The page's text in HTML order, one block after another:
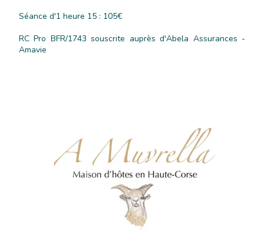
Séance d'1 heure 15 : 105€
RC Pro BFR/1743 souscrite auprès d'Abela Assurances -
Amavie